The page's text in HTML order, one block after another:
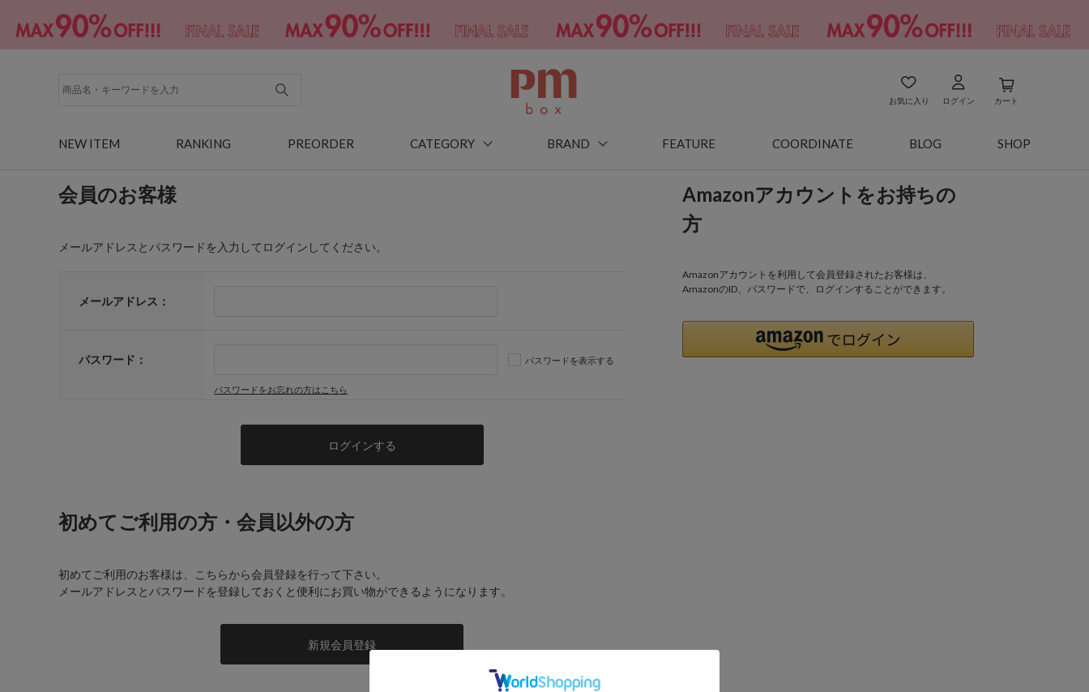
お気に入り ログイン カート
NEW ITEM RANKING PREORDER CATEGORY BRAND FEATURE COORDINATE BLOG SHOP
会員のお客様
メールアドレスとパスワードを入力してログインしてください。
メールアドレス：
パスワード： パスワードを表示する
パスワードをお忘れの方はこちら
Amazonアカウントをお持ちの
方
Amazonアカウントを利用して会員登録されたお客様は、
AmazonのID、パスワードで、ログインすることができます。
初めてご利用の方・会員以外の方
初めてご利用のお客様は、こちらから会員登録を行って下さい。
メールアドレスとパスワードを登録しておくと便利にお買い物ができるようになります。